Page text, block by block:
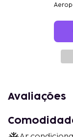
Avaliações